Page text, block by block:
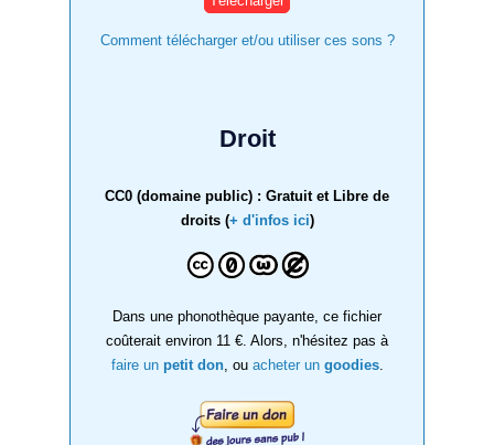
Comment télécharger et/ou utiliser ces sons ?
Droit
CC0 (domaine public) : Gratuit et Libre de
droits (+ d'infos ici)
Dans une phonothèque payante, ce fichier
coûterait environ 11 €. Alors, n'hésitez pas à
faire un petit don, ou acheter un goodies.